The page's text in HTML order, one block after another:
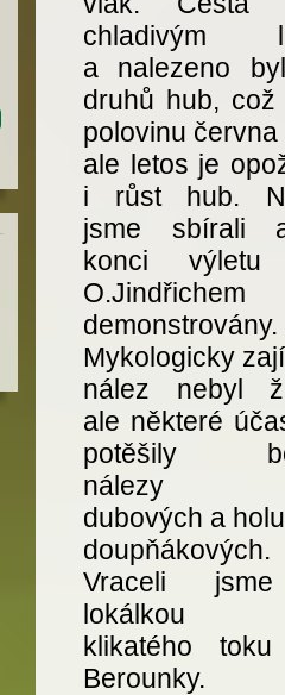
chladivým
a nalezeno
druhů hub,
polovinu června
ale letos je
i růst hub.
jsme sbírali
konci výletu
O.Jindřichem
demonstrovány.
Mykologicky
nález nebyl
ale některé
potěšily
nálezy
dubových a
doupňákových.
Vraceli
lokálkou
klikatého
Berounky.